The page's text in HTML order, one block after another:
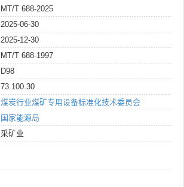
MT/T 688-2025
2025-06-30
2025-12-30
MT/T 688-1997
D98
73.100.30
煤炭行业煤矿专用设备标准化技术委员会
国家能源局
采矿业